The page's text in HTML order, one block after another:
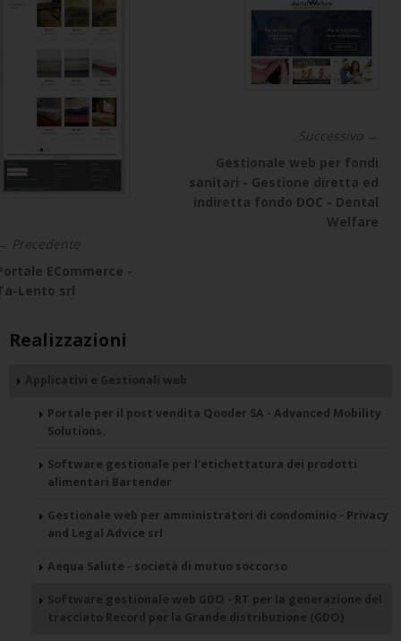
Precedente
ECommerce -
Lento srl
Successivo →
Gestionale web per fondi
sanitari - Gestione diretta ed
indiretta fondo DOC - Dental
Welfare
Realizzazioni
Applicativi e Gestionali web
Portale per il post vendita Qooder SA - Advanced Mobility
Solutions.
Software gestionale per l'etichettatura dei prodotti
alimentari Bartender
Gestionale web per amministratori di condominio - Privacy
and Legal Advice srl
Aequa Salute - società di mutuo soccorso
Software gestionale web GDO - RT per la generazione del
tracciato Record per la Grande distribuzione (GDO)